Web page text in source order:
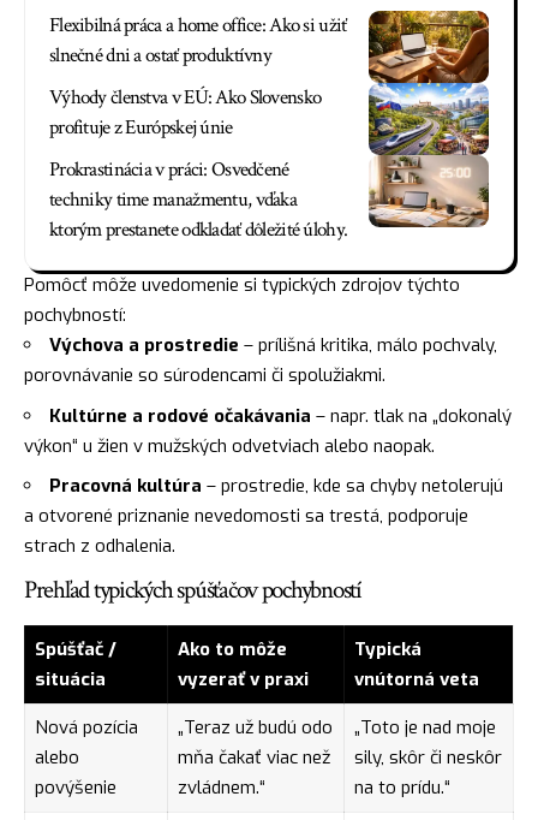
Flexibilná práca a home office: Ako si užiť
slnečné dni a ostať produktívny
Výhody členstva v EÚ: Ako Slovensko
profituje z Európskej únie
Prokrastinácia v práci: Osvedčené
techniky time manažmentu, vďaka
ktorým prestanete odkladať dôležité úlohy.
Pomôcť môže uvedomenie si typických zdrojov týchto
pochybností:
Výchova a prostredie – prílišná kritika, málo pochvaly,
porovnávanie so súrodencami či spolužiakmi.
Kultúrne a rodové očakávania – napr. tlak na „dokonalý
výkon“ u žien v mužských odvetviach alebo naopak.
Pracovná kultúra – prostredie, kde sa chyby netolerujú
a otvorené priznanie nevedomosti sa trestá, podporuje
strach z odhalenia.
Prehľad typických spúšťačov pochybností
Spúšťač /
situácia
Ako to môže
vyzerať v praxi
Typická
vnútorná veta
Nová pozícia
alebo
povýšenie
„Teraz už budú odo
mňa čakať viac než
zvládnem.“
„Toto je nad moje
sily, skôr či neskôr
na to prídu.“